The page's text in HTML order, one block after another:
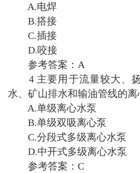
A.电焊
B.搭接
C.插接
D.咬接
参考答案：A
4 主要用于流量较大、扬
水、矿山排水和输油管线的离
A.单级离心水泵
B.单级双吸离心泵
C.分段式多级离心水泵
D.中开式多级离心水泵
参考答案：C